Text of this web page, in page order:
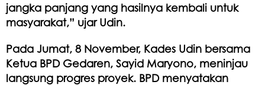
jangka panjang yang hasilnya kembali untuk
masyarakat,” ujar Udin.
Pada Jumat, 8 November, Kades Udin bersama
Ketua BPD Gedaren, Sayid Maryono, meninjau
langsung progres proyek. BPD menyatakan